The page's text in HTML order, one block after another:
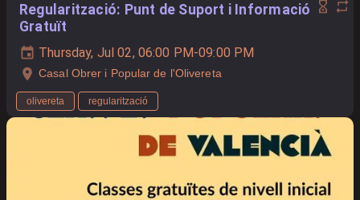
Regularització: Punt de Suport i Informació
Gratuït
Thursday, Jul 02, 06:00 PM-09:00 PM
Casal Obrer i Popular de l'Olivereta
olivereta regularització